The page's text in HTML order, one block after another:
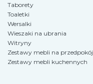
Taborety
Toaletki
Wersalki
Wieszaki na ubrania
Witryny
Zestawy mebli na przedpokój
Zestawy mebli kuchennych